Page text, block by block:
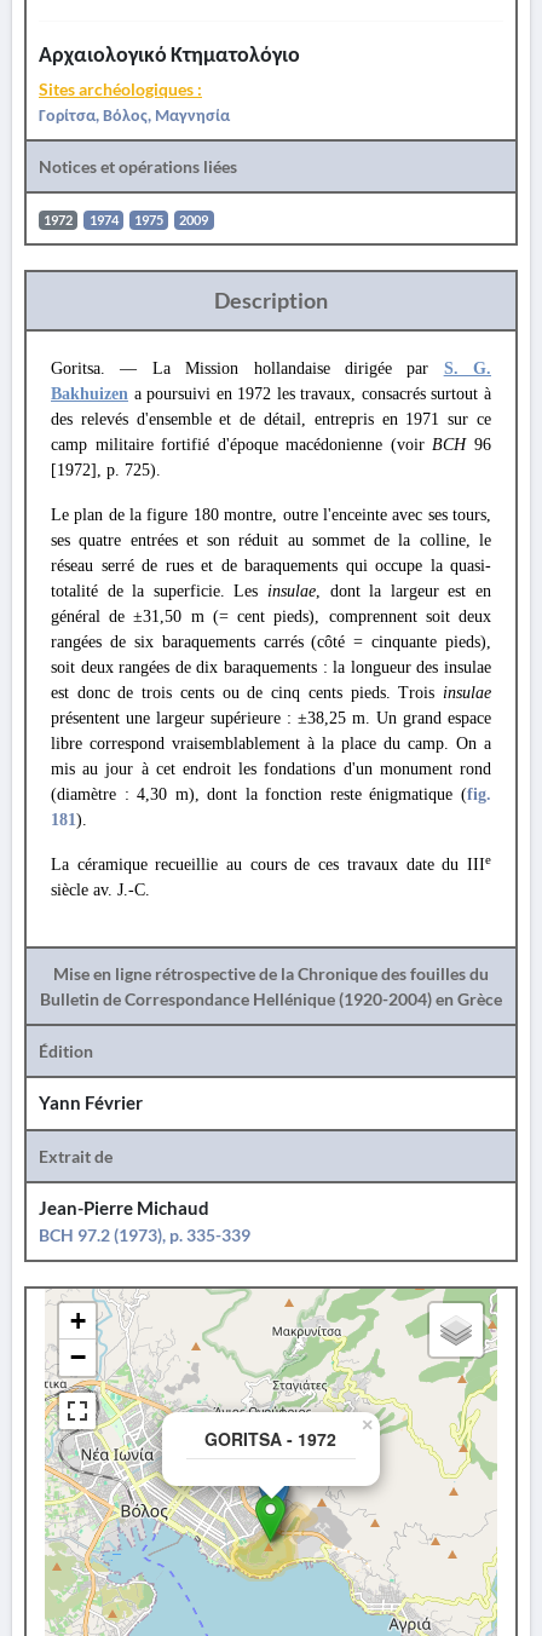
Αρχαιολογικό Κτηματολόγιο
Sites archéologiques :
Γορίτσα, Βόλος, Μαγνησία
Notices et opérations liées
1972 1974 1975 2009
Description
Goritsa. — La Mission hollandaise dirigée par S. G.
Bakhuizen a poursuivi en 1972 les travaux, consacrés surtout à
des relevés d'ensemble et de détail, entrepris en 1971 sur ce
camp militaire fortifié d'époque macédonienne (voirBCH96
[1972], p. 725).
Le plan de la figure 180 montre, outre l'enceinte avec ses tours,
ses quatre entrées et son réduit au sommet de la colline, le
réseau serré de rues et de baraquements qui occupe la quasi-
totalité de la superficie. Les insulae, dont la largeur est en
général de ±31,50 m (= cent pieds), comprennent soit deux
rangées de six baraquements carrés (côté = cinquante pieds),
soit deux rangées de dix baraquements : la longueur des insulae
est donc de trois cents ou de cinq cents pieds. Trois insulae
présentent une largeur supérieure : ±38,25 m. Un grand espace
libre correspond vraisemblablement à la place du camp. On a
mis au jour à cet endroit les fondations d'un monument rond
(diamètre : 4,30 m), dont la fonction reste énigmatique (fig.
181).
La céramique recueillie au cours de ces travaux date du IIIе
siècle av. J.-C.
Mise en ligne rétrospective de la Chronique des fouilles du
Bulletin de Correspondance Hellénique (1920-2004) en Grèce
Édition
Yann Février
Extrait de
Jean-Pierre Michaud
BCH 97.2 (1973), p. 335-339
GORITSA - 1972
×
+
−